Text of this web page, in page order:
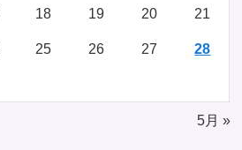
18 19 20 21
25 26 27 28
5月 »